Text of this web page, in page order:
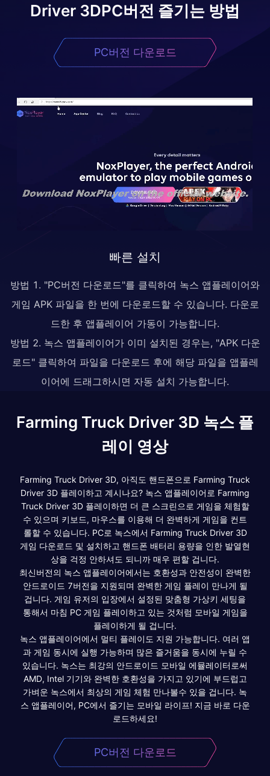
Driver 3DPC버전 즐기는 방법
PC버전 다운로드
빠른 설치
방법 1. "PC버전 다운로드"를 클릭하여 녹스 앱플레이어와
게임 APK 파일을 한 번에 다운로드할 수 있습니다. 다운로
드한 후 앱플레이어 가동이 가능합니다.
방법 2. 녹스 앱플레이어가 이미 설치된 경우는, "APK 다운
로드" 클릭하여 파일을 다운로드 후에 해당 파일을 앱플레
이어에 드래그하시면 자동 설치 가능합니다.
Farming Truck Driver 3D 녹스 플
레이 영상
Farming Truck Driver 3D, 아직도 핸드폰으로 Farming Truck
Driver 3D 플레이하고 계시나요? 녹스 앱플레이어로 Farming
Truck Driver 3D 플레이하면 더 큰 스크린으로 게임을 체험할
수 있으며 키보드, 마우스를 이용해 더 완벽하게 게임을 컨트
롤할 수 있습니다. PC로 녹스에서 Farming Truck Driver 3D
게임 다운로드 및 설치하고 핸드폰 배터리 용량을 인한 발열현
상을 걱정 안하셔도 되니까 매우 편할 겁니다.
최신버전의 녹스 앱플레이어에서는 호환성과 안전성이 완벽한
안드로이드 7버전을 지원되며 완벽한 게임 플레이 만나게 될
겁니다. 게임 유저의 입장에서 설정된 맞춤형 가상키 세팅을
통해서 마침 PC 게임 플레이하고 있는 것처럼 모바일 게임을
플레이하게 될 겁니다.
녹스 앱플레이어에서 멀티 플레이도 지원 가능합니다. 여러 앱
과 게임 동시에 실행 가능하며 많은 즐거움을 동시에 누릴 수
있습니다. 녹스는 최강의 안드로이드 모바일 에뮬레이터로써
AMD, Intel 기기와 완벽한 호환성을 가지고 있기에 부드럽고
가벼운 녹스에서 최상의 게임 체험 만나볼수 있을 겁니다. 녹
스 앱플레이어, PC에서 즐기는 모바일 라이프! 지금 바로 다운
로드하세요!
PC버전 다운로드